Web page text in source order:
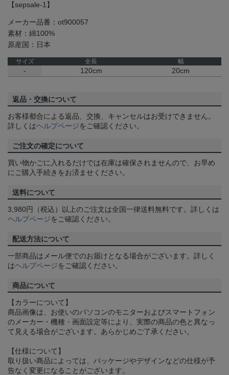
【sepsale-1】
メーカー品番：ot900057
素材：綿100%
原産国：日本
サイズ 全長 幅
- 120cm 20cm
返品・交換について
お客様都合による返品、交換、キャンセルはお受けできません。
詳しくはヘルプページをご確認ください。
ご注文の確定について
買い物かごに入れるだけでは在庫は確保されませんので、お早め
にご購入手続きをお済ませください。
送料について
3,980円（税込）以上のご注文は全国一律送料無料です。詳しくは
ヘルプページをご確認ください。
配送方法について
一部商品はメール便でのお届けとなる場合がございます。詳しく
はヘルプページをご確認ください。
商品について
【カラーについて】
商品画像は、お使いのパソコンのモニターおよびスマートフォン
のメーカー・機種・画面設定等により、実際の商品の色と異なっ
て見える場合がございます。あらかじめご了承ください。
【仕様について】
取り扱い商品によっては、パッケージやデザインなどの仕様が予
告なく変更になることがございます。